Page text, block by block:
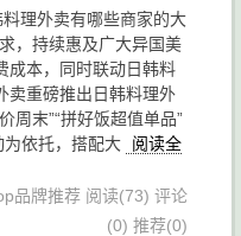
理外卖有哪些商家的大
，持续惠及广大异国美
成本，同时联动日韩料
卖重磅推出日韩料理外
周末”“拼好饭超值单品”
为依托，搭配大
阅读全
品牌推荐 阅读(73) 评论
(0) 推荐(0)